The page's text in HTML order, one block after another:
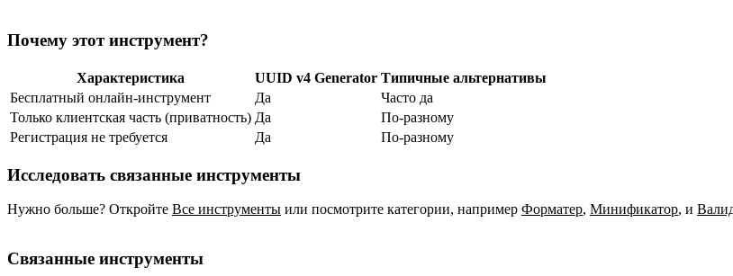
Почему этот инструмент?
Характеристика UUID v4 Generator Типичные альтернативы
Бесплатный онлайн‑инструмент
Да
Часто да
Только клиентская часть (приватность) Да
По‑разному
Регистрация не требуется
Да По‑разному
Исследовать связанные инструменты
Нужно больше? Откройте Все инструменты или посмотрите категории, например Форматер, Минификатор, и
Связанные инструменты